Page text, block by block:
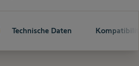
Technische Daten